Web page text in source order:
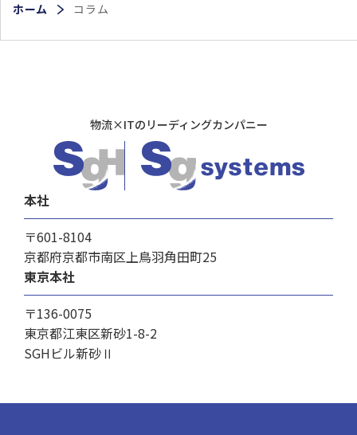
ホーム コラム
物流×ITのリーディングカンパニー
本社
〒601-8104
京都府京都市南区上鳥羽角田町25
東京本社
〒136-0075
東京都江東区新砂1-8-2
SGHビル新砂Ⅱ